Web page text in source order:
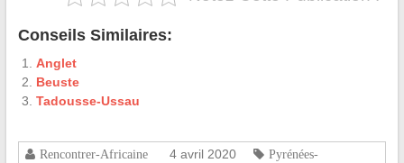
Conseils Similaires:
Anglet
Beuste
Tadousse-Ussau
Rencontrer-Africaine 4 avril 2020
Pyrénées-